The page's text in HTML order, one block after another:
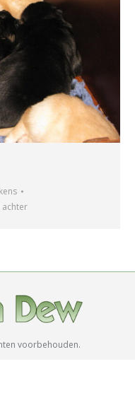
achter
voorbehouden.